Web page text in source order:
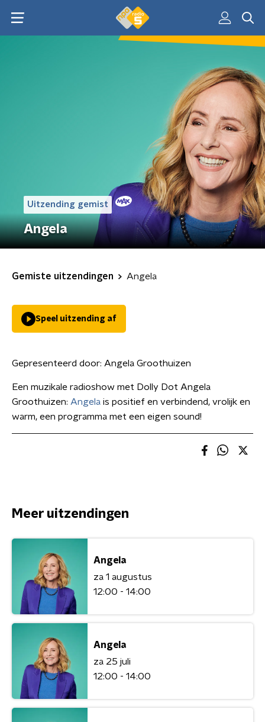
Uitzending gemist
Angela
Gemiste uitzendingen Angela
Speel uitzending af
Gepresenteerd door: Angela Groothuizen
Een muzikale radioshow met Dolly Dot Angela
Groothuizen: Angela is positief en verbindend, vrolijk en
warm, een programma met een eigen sound!
Meer uitzendingen
Angela
za 1 augustus
12:00 - 14:00
Angela
za 25 juli
12:00 - 14:00